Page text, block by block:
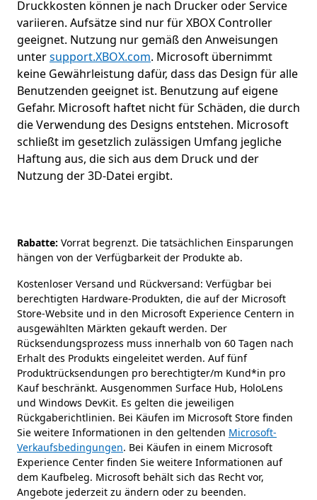
Druckkosten können je nach Drucker oder Service
variieren. Aufsätze sind nur für XBOX Controller
geeignet. Nutzung nur gemäß den Anweisungen
untersupport.XBOX.com. Microsoft übernimmt
keine Gewährleistung dafür, dass das Design für alle
Benutzenden geeignet ist. Benutzung auf eigene
Gefahr. Microsoft haftet nicht für Schäden, die durch
die Verwendung des Designs entstehen. Microsoft
schließt im gesetzlich zulässigen Umfang jegliche
Haftung aus, die sich aus dem Druck und der
Nutzung der 3D-Datei ergibt.
Rabatte: Vorrat begrenzt. Die tatsächlichen Einsparungen
hängen von der Verfügbarkeit der Produkte ab.
Kostenloser Versand und Rückversand: Verfügbar bei
berechtigten Hardware-Produkten, die auf der Microsoft
Store-Website und in den Microsoft Experience Centern in
ausgewählten Märkten gekauft werden. Der
Rücksendungsprozess muss innerhalb von 60 Tagen nach
Erhalt des Produkts eingeleitet werden. Auf fünf
Produktrücksendungen pro berechtigter/m Kund*in pro
Kauf beschränkt. Ausgenommen Surface Hub, HoloLens
und Windows DevKit. Es gelten die jeweiligen
Rückgaberichtlinien. Bei Käufen im Microsoft Store finden
Sie weitere Informationen in den geltenden Microsoft-
Verkaufsbedingungen. Bei Käufen in einem Microsoft
Experience Center finden Sie weitere Informationen auf
dem Kaufbeleg. Microsoft behält sich das Recht vor,
Angebote jederzeit zu ändern oder zu beenden.